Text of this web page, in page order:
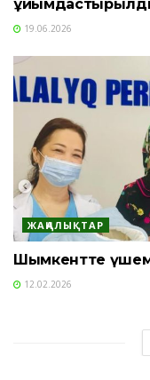
19.06.2026
ЖАҢАЛЫҚТАР
Шымкентте
12.02.2026